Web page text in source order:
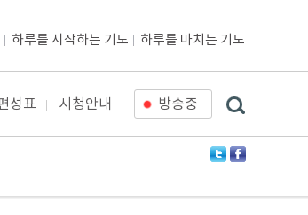
하루를 시작하는 기도 하루를 마치는 기도
성표 시청안내 방송중